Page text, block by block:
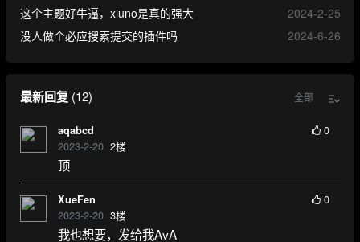
这个主题好牛逼，xiuno是真的强大
2024-2-25
没人做个必应搜索提交的插件吗
2024-6-26
最新回复(12) 全部
aqabcd
2023-2-20 2楼
0
顶
XueFen
2023-2-20 3楼
0
我也想要，发给我AvA